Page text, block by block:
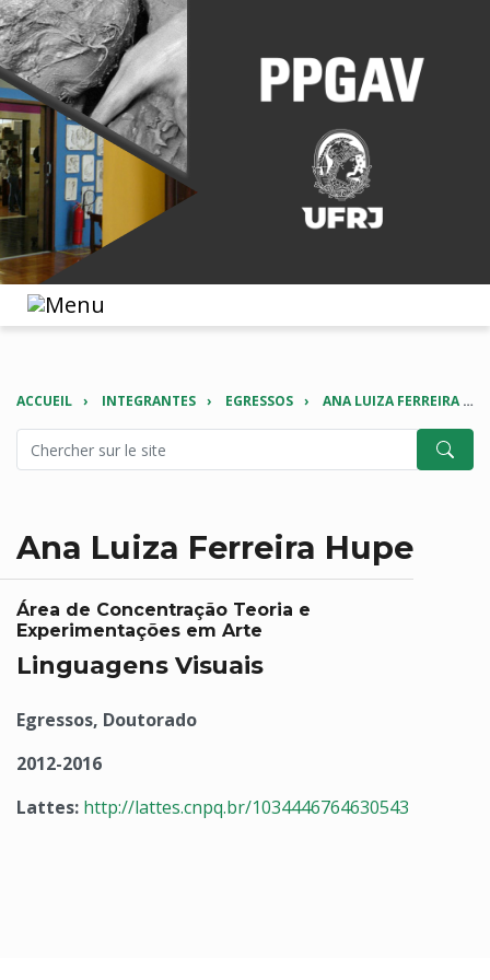
ACCUEIL INTEGRANTES EGRESSOS ANA LUIZA FERREIRA HUPE
Ana Luiza Ferreira Hupe
Área de Concentração Teoria e
Experimentações em Arte
Linguagens Visuais
Egressos, Doutorado
2012-2016
Lattes: http://lattes.cnpq.br/1034446764630543